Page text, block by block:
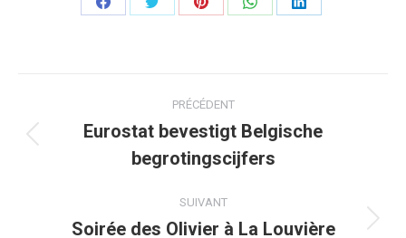
PartagerPartagerPartagerPartagerPartager
article
PRÉCÉDENT
Article
précédent
Eurostat bevestigt Belgische
begrotingscijfers
SUIVANT
Article
Soirée des Olivier à La Louvière